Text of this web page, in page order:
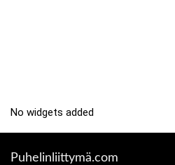
No widgets added
Puhelinliittymä.com